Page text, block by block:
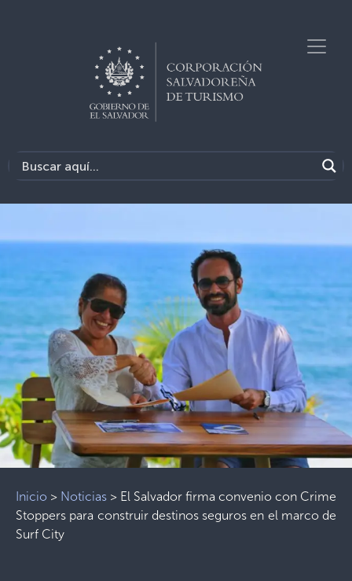
Inicio > Noticias > El Salvador firma convenio con Crime
Stoppers para construir destinos seguros en el marco de
Surf City